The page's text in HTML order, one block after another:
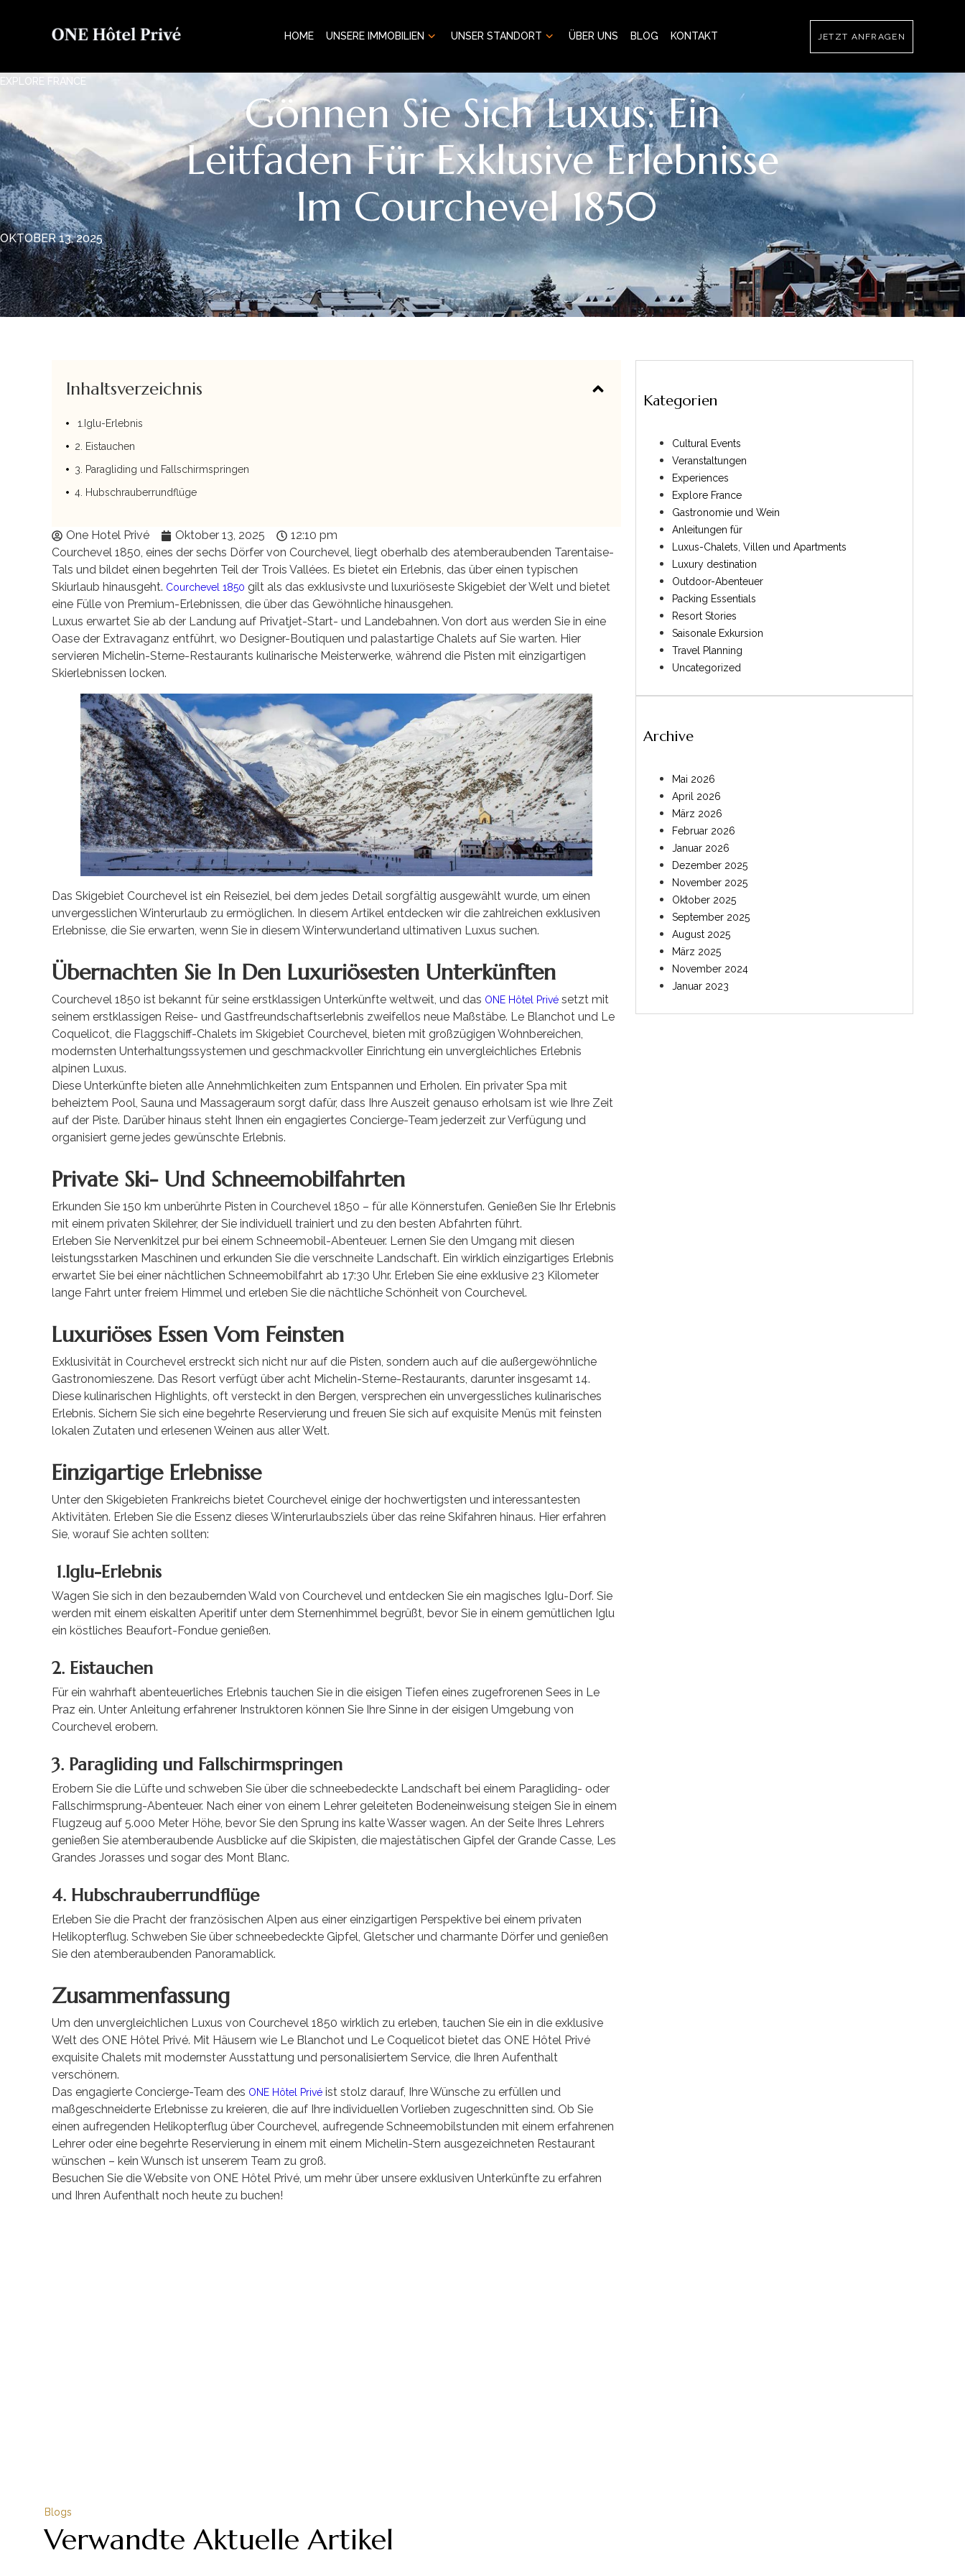
HOME UNSERE IMMOBILIEN UNSER STANDORT ÜBER UNS BLOG KONTAKT JETZT ANFRAGEN
EXPLORE FRANCE
Gönnen Sie Sich Luxus: Ein
Leitfaden Für Exklusive Erlebnisse
Im Courchevel 1850
OKTOBER 13, 2025
Inhaltsverzeichnis
1.Iglu-Erlebnis
2. Eistauchen
3. Paragliding und Fallschirmspringen
4. Hubschrauberrundflüge
One Hotel Privé Oktober 13, 2025
12:10 pm
Courchevel 1850, eines der sechs Dörfer von Courchevel, liegt oberhalb des atemberaubenden Tarentaise-
Tals und bildet einen begehrten Teil der Trois Vallées. Es bietet ein Erlebnis, das über einen typischen
Skiurlaub hinausgeht. Courchevel 1850 gilt als das exklusivste und luxuriöseste Skigebiet der Welt und bietet
eine Fülle von Premium-Erlebnissen, die über das Gewöhnliche hinausgehen.
Luxus erwartet Sie ab der Landung auf Privatjet-Start- und Landebahnen. Von dort aus werden Sie in eine
Oase der Extravaganz entführt, wo Designer-Boutiquen und palastartige Chalets auf Sie warten. Hier
servieren Michelin-Sterne-Restaurants kulinarische Meisterwerke, während die Pisten mit einzigartigen
Skierlebnissen locken.
Das Skigebiet Courchevel ist ein Reiseziel, bei dem jedes Detail sorgfältig ausgewählt wurde, um einen
unvergesslichen Winterurlaub zu ermöglichen. In diesem Artikel entdecken wir die zahlreichen exklusiven
Erlebnisse, die Sie erwarten, wenn Sie in diesem Winterwunderland ultimativen Luxus suchen.
Übernachten Sie In Den Luxuriösesten Unterkünften
Courchevel 1850 ist bekannt für seine erstklassigen Unterkünfte weltweit, und das ONE Hôtel Privé setzt mit
seinem erstklassigen Reise- und Gastfreundschaftserlebnis zweifellos neue Maßstäbe. Le Blanchot und Le
Coquelicot, die Flaggschiff-Chalets im Skigebiet Courchevel, bieten mit großzügigen Wohnbereichen,
modernsten Unterhaltungssystemen und geschmackvoller Einrichtung ein unvergleichliches Erlebnis
alpinen Luxus.
Diese Unterkünfte bieten alle Annehmlichkeiten zum Entspannen und Erholen. Ein privater Spa mit
beheiztem Pool, Sauna und Massageraum sorgt dafür, dass Ihre Auszeit genauso erholsam ist wie Ihre Zeit
auf der Piste. Darüber hinaus steht Ihnen ein engagiertes Concierge-Team jederzeit zur Verfügung und
organisiert gerne jedes gewünschte Erlebnis.
Private Ski- Und Schneemobilfahrten
Erkunden Sie 150 km unberührte Pisten in Courchevel 1850 – für alle Könnerstufen. Genießen Sie Ihr Erlebnis
mit einem privaten Skilehrer, der Sie individuell trainiert und zu den besten Abfahrten führt.
Erleben Sie Nervenkitzel pur bei einem Schneemobil-Abenteuer. Lernen Sie den Umgang mit diesen
leistungsstarken Maschinen und erkunden Sie die verschneite Landschaft. Ein wirklich einzigartiges Erlebnis
erwartet Sie bei einer nächtlichen Schneemobilfahrt ab 17:30 Uhr. Erleben Sie eine exklusive 23 Kilometer
lange Fahrt unter freiem Himmel und erleben Sie die nächtliche Schönheit von Courchevel.
Luxuriöses Essen Vom Feinsten
Exklusivität in Courchevel erstreckt sich nicht nur auf die Pisten, sondern auch auf die außergewöhnliche
Gastronomieszene. Das Resort verfügt über acht Michelin-Sterne-Restaurants, darunter insgesamt 14.
Diese kulinarischen Highlights, oft versteckt in den Bergen, versprechen ein unvergessliches kulinarisches
Erlebnis. Sichern Sie sich eine begehrte Reservierung und freuen Sie sich auf exquisite Menüs mit feinsten
lokalen Zutaten und erlesenen Weinen aus aller Welt.
Einzigartige Erlebnisse
Unter den Skigebieten Frankreichs bietet Courchevel einige der hochwertigsten und interessantesten
Aktivitäten. Erleben Sie die Essenz dieses Winterurlaubsziels über das reine Skifahren hinaus. Hier erfahren
Sie, worauf Sie achten sollten:
1.Iglu-Erlebnis
Wagen Sie sich in den bezaubernden Wald von Courchevel und entdecken Sie ein magisches Iglu-Dorf. Sie
werden mit einem eiskalten Aperitif unter dem Sternenhimmel begrüßt, bevor Sie in einem gemütlichen Iglu
ein köstliches Beaufort-Fondue genießen.
2. Eistauchen
Für ein wahrhaft abenteuerliches Erlebnis tauchen Sie in die eisigen Tiefen eines zugefrorenen Sees in Le
Praz ein. Unter Anleitung erfahrener Instruktoren können Sie Ihre Sinne in der eisigen Umgebung von
Courchevel erobern.
3. Paragliding und Fallschirmspringen
Erobern Sie die Lüfte und schweben Sie über die schneebedeckte Landschaft bei einem Paragliding- oder
Fallschirmsprung-Abenteuer. Nach einer von einem Lehrer geleiteten Bodeneinweisung steigen Sie in einem
Flugzeug auf 5.000 Meter Höhe, bevor Sie den Sprung ins kalte Wasser wagen. An der Seite Ihres Lehrers
genießen Sie atemberaubende Ausblicke auf die Skipisten, die majestätischen Gipfel der Grande Casse, Les
Grandes Jorasses und sogar des Mont Blanc.
4. Hubschrauberrundflüge
Erleben Sie die Pracht der französischen Alpen aus einer einzigartigen Perspektive bei einem privaten
Helikopterflug. Schweben Sie über schneebedeckte Gipfel, Gletscher und charmante Dörfer und genießen
Sie den atemberaubenden Panoramablick.
Zusammenfassung
Um den unvergleichlichen Luxus von Courchevel 1850 wirklich zu erleben, tauchen Sie ein in die exklusive
Welt des ONE Hôtel Privé. Mit Häusern wie Le Blanchot und Le Coquelicot bietet das ONE Hôtel Privé
exquisite Chalets mit modernster Ausstattung und personalisiertem Service, die Ihren Aufenthalt
verschönern.
Das engagierte Concierge-Team des ONE Hôtel Privé ist stolz darauf, Ihre Wünsche zu erfüllen und
maßgeschneiderte Erlebnisse zu kreieren, die auf Ihre individuellen Vorlieben zugeschnitten sind. Ob Sie
einen aufregenden Helikopterflug über Courchevel, aufregende Schneemobilstunden mit einem erfahrenen
Lehrer oder eine begehrte Reservierung in einem mit einem Michelin-Stern ausgezeichneten Restaurant
wünschen – kein Wunsch ist unserem Team zu groß.
Besuchen Sie die Website von ONE Hôtel Privé, um mehr über unsere exklusiven Unterkünfte zu erfahren
und Ihren Aufenthalt noch heute zu buchen!
Kategorien
Cultural Events
Veranstaltungen
Experiences
Explore France
Gastronomie und Wein
Anleitungen für
Luxus-Chalets, Villen und Apartments
Luxury destination
Outdoor-Abenteuer
Packing Essentials
Resort Stories
Saisonale Exkursion
Travel Planning
Uncategorized
Archive
Mai 2026
April 2026
März 2026
Februar 2026
Januar 2026
Dezember 2025
November 2025
Oktober 2025
September 2025
August 2025
März 2025
November 2024
Januar 2023
Blogs
Verwandte Aktuelle Artikel